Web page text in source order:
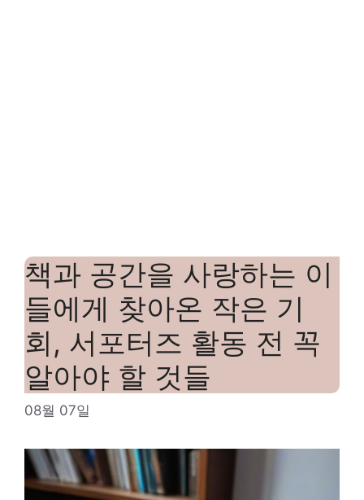
책과 공간을 사랑하는 이
들에게 찾아온 작은 기
회, 서포터즈 활동 전 꼭
알아야 할 것들
08월 07일